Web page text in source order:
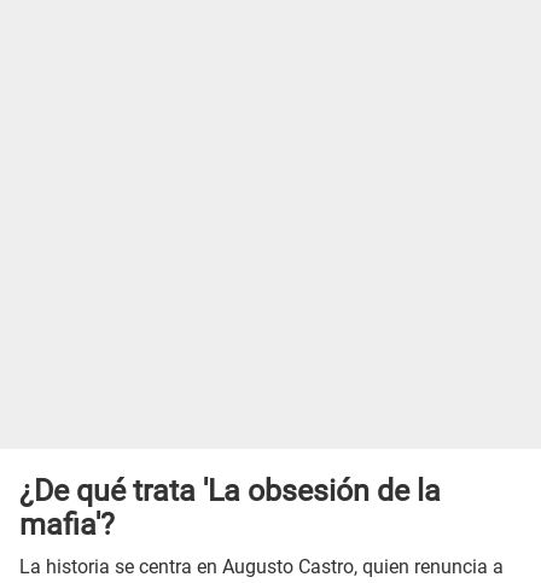
¿De qué trata 'La obsesión de la
mafia'?
La historia se centra en Augusto Castro, quien renuncia a